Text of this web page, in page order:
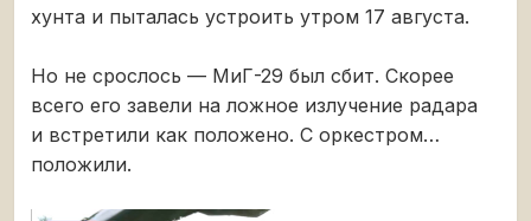
хунта и пыталась устроить утром 17 августа.
Но не срослось — МиГ-29 был сбит. Скорее
всего его завели на ложное излучение радара
и встретили как положено. С оркестром…
положили.